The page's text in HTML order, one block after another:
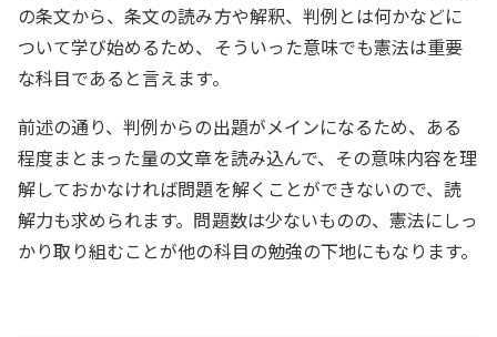
の条文から、条文の読み方や解釈、判例とは何かなどに
ついて学び始めるため、そういった意味でも憲法は重要
な科目であると言えます。
前述の通り、判例からの出題がメインになるため、ある
程度まとまった量の文章を読み込んで、その意味内容を理
解しておかなければ問題を解くことができないので、読
解力も求められます。問題数は少ないものの、憲法にしっ
かり取り組むことが他の科目の勉強の下地にもなります。